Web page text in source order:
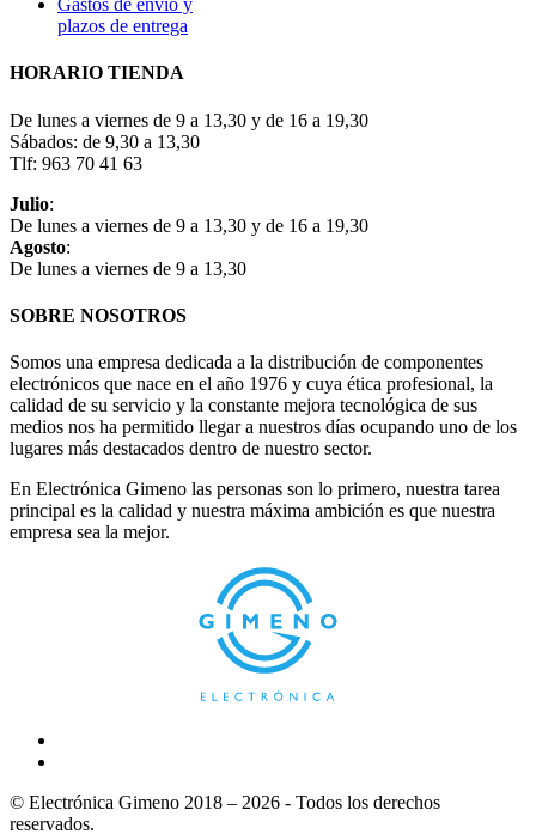
Gastos de envío y
plazos de entrega
HORARIO TIENDA
De lunes a viernes de 9 a 13,30 y de 16 a 19,30
Sábados: de 9,30 a 13,30
Tlf: 963 70 41 63
Julio:
De lunes a viernes de 9 a 13,30 y de 16 a 19,30
Agosto:
De lunes a viernes de 9 a 13,30
SOBRE NOSOTROS
Somos una empresa dedicada a la distribución de componentes
electrónicos que nace en el año 1976 y cuya ética profesional, la
calidad de su servicio y la constante mejora tecnológica de sus
medios nos ha permitido llegar a nuestros días ocupando uno de los
lugares más destacados dentro de nuestro sector.
En Electrónica Gimeno las personas son lo primero, nuestra tarea
principal es la calidad y nuestra máxima ambición es que nuestra
empresa sea la mejor.
© Electrónica Gimeno 2018 – 2026 - Todos los derechos
reservados.